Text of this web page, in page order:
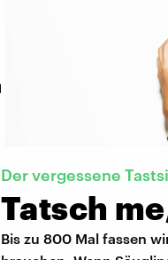
Der vergessene
Tatsch
Bis zu 800 Mal fassen